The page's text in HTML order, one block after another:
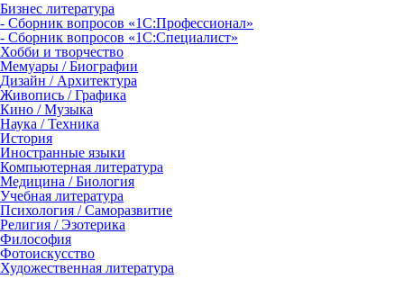
Бизнес литература
- Сборник вопросов «1С:Профессионал»
- Сборник вопросов «1С:Специалист»
Хобби и творчество
Мемуары / Биографии
Дизайн / Архитектура
Живопись / Графика
Кино / Музыка
Наука / Техника
История
Иностранные языки
Компьютерная литература
Медицина / Биология
Учебная литература
Психология / Саморазвитие
Религия / Эзотерика
Философия
Фотоискусство
Художественная литература